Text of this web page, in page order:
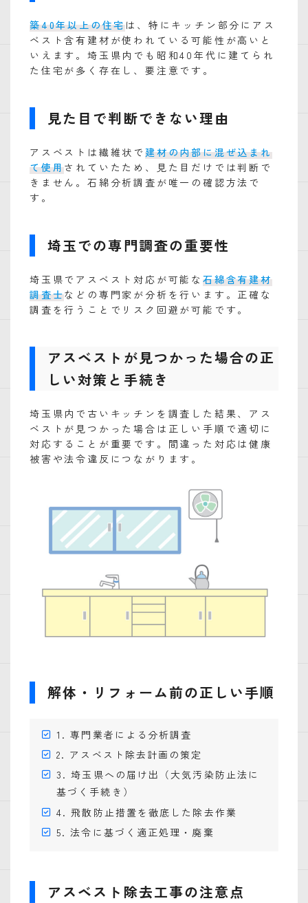
築40年以上の住宅は、特にキッチン部分にアス
ベスト含有建材が使われている可能性が高いと
いえます。埼玉県内でも昭和40年代に建てられ
た住宅が多く存在し、要注意です。
見た目で判断できない理由
アスベストは繊維状で建材の内部に混ぜ込まれ
て使用されていたため、見た目だけでは判断で
きません。石綿分析調査が唯一の確認方法で
す。
埼玉での専門調査の重要性
埼玉県でアスベスト対応が可能な石綿含有建材
調査士などの専門家が分析を行います。正確な
調査を行うことでリスク回避が可能です。
アスベストが見つかった場合の正
しい対策と手続き
埼玉県内で古いキッチンを調査した結果、アス
ベストが見つかった場合は正しい手順で適切に
対応することが重要です。間違った対応は健康
被害や法令違反につながります。
解体・リフォーム前の正しい手順
1. 専門業者による分析調査
2. アスベスト除去計画の策定
3. 埼玉県への届け出（大気汚染防止法に
基づく手続き）
4. 飛散防止措置を徹底した除去作業
5. 法令に基づく適正処理・廃棄
アスベスト除去工事の注意点